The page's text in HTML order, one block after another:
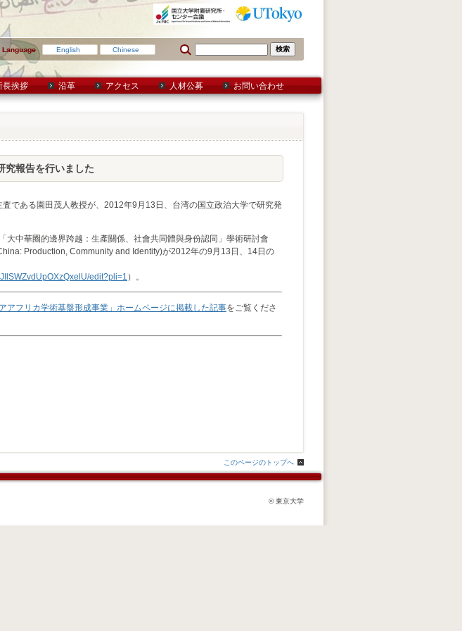
English Chinese
長挨拶 沿革 アクセス 人材公募 お問い合わせ
究報告を行いました
である園田茂人教授が、2012年9月13日、台湾の国立政治大学で研究発
中華圈的邊界跨越：生產關係、社會共同體與身份認同」學術研討會
Production, Community and Identity)が2012年の9月13日、14日の
edit?pli=1 ）。
アアフリカ学術基盤形成事業」ホームページに掲載した記事をご覧くださ
このページのトップへ
© 東京大学